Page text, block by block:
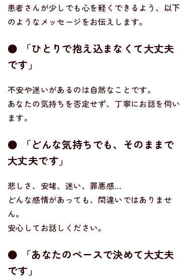
患者さんが少しでも心を軽くできるよう、以下
のようなメッセージをお伝えします。
● 「ひとりで抱え込まなくて大丈夫
です」
不安や迷いがあるのは自然なことです。
あなたの気持ちを否定せず、丁寧にお話を伺い
ます。
● 「どんな気持ちでも、そのままで
大丈夫です」
悲しさ、安堵、迷い、罪悪感…
どんな感情があっても、間違いではありませ
ん。
安心してお話しください。
● 「あなたのペースで決めて大丈夫
です」